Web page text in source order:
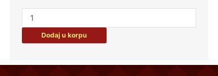
delux
220cm
Dodaj u korpu